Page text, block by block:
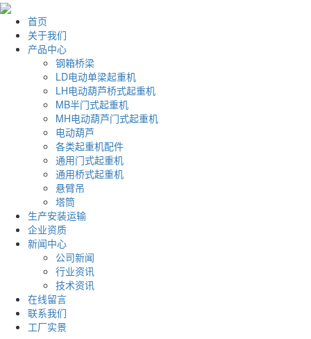
首页
关于我们
产品中心
钢箱桥梁
LD电动单梁起重机
LH电动葫芦桥式起重机
MB半门式起重机
MH电动葫芦门式起重机
电动葫芦
各类起重机配件
通用门式起重机
通用桥式起重机
悬臂吊
塔筒
生产安装运输
企业资质
新闻中心
公司新闻
行业资讯
技术资讯
在线留言
联系我们
工厂实景